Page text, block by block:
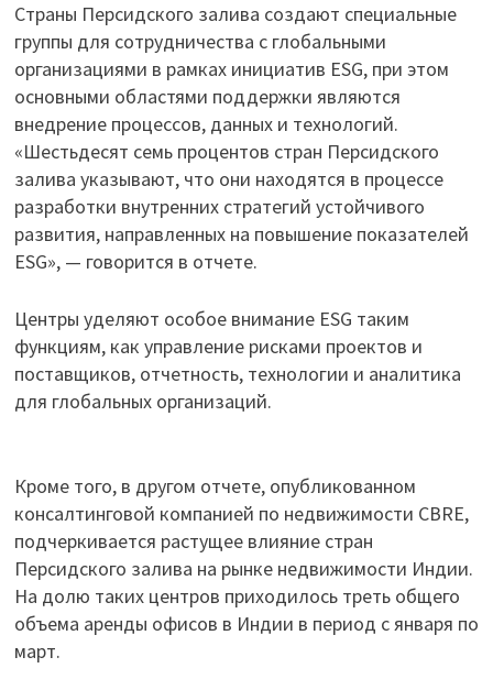
Страны Персидского залива создают специальные
группы для сотрудничества с глобальными
организациями в рамках инициатив ESG, при этом
основными областями поддержки являются
внедрение процессов, данных и технологий.
«Шестьдесят семь процентов стран Персидского
залива указывают, что они находятся в процессе
разработки внутренних стратегий устойчивого
развития, направленных на повышение показателей
ESG», — говорится в отчете.
Центры уделяют особое внимание ESG таким
функциям, как управление рисками проектов и
поставщиков, отчетность, технологии и аналитика
для глобальных организаций.
Кроме того, в другом отчете, опубликованном
консалтинговой компанией по недвижимости CBRE,
подчеркивается растущее влияние стран
Персидского залива на рынке недвижимости Индии.
На долю таких центров приходилось треть общего
объема аренды офисов в Индии в период с января по
март.